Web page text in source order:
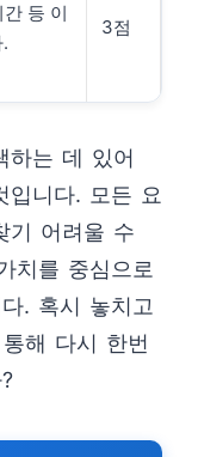
등 이
3점
하는 데 있어
입니다. 모든 요
기 어려울 수
치를 중심으로
. 혹시 놓치고
해 다시 한번